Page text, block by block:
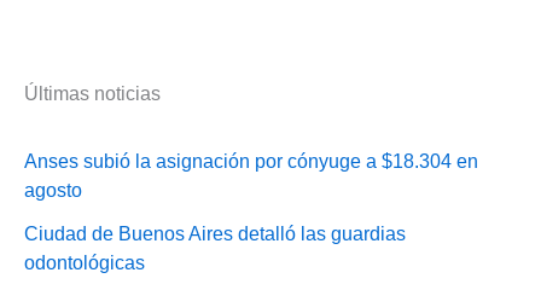
Últimas noticias
Anses subió la asignación por cónyuge a $18.304 en
agosto
Ciudad de Buenos Aires detalló las guardias
odontológicas